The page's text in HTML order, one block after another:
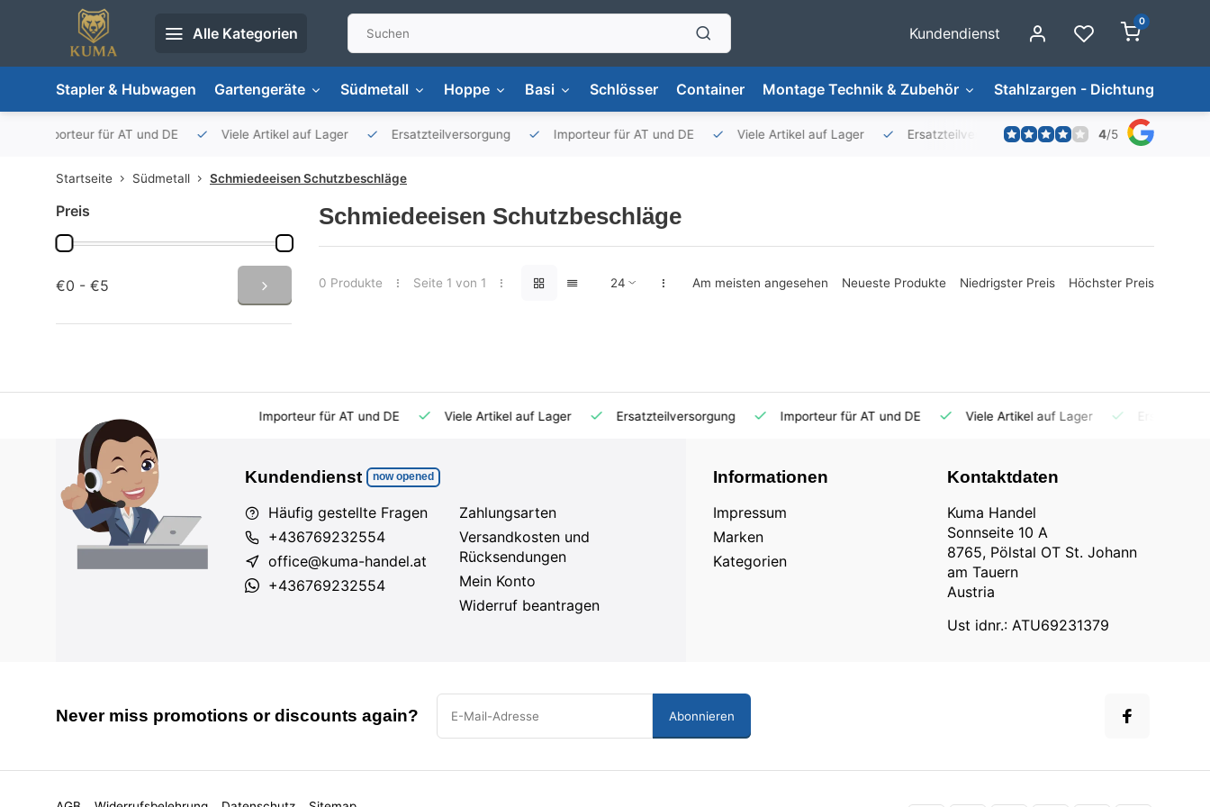
Alle Kategorien Kundendienst
0
Stapler & Hubwagen Gartengeräte Südmetall Hoppe Basi Schlösser Container Montage Technik & Zubehör Stahlzargen - Dichtungen
für AT und DE Viele Artikel auf Lager Ersatzteilversorgung Importeur für AT und DE Viele Artikel auf Lager Ersatzteilversorgung 4/5
Startseite Südmetall Schmiedeeisen Schutzbeschläge
Preis
€0 - €5
Schmiedeeisen Schutzbeschläge
0 Produkte Seite 1 von 1 Am meisten angesehen Neueste Produkte Niedrigster Preis Höchster Preis
Importeur für AT und DE Viele Artikel auf Lager Ersatzteilversorgung Importeur für AT und DE Viele Artikel auf Lager Ersatzteilversorgung
Kundendienst now opened
Häufig gestellte Fragen
+436769232554
office@kuma-handel.at
+436769232554
Zahlungsarten
Versandkosten und
Rücksendungen
Mein Konto
Widerruf beantragen
Informationen
Impressum
Marken
Kategorien
Kontaktdaten
Kuma Handel
Sonnseite 10 A
8765, Pölstal OT St. Johann
am Tauern
Austria
Ust idnr.: ATU69231379
Never miss promotions or discounts again? Abonnieren